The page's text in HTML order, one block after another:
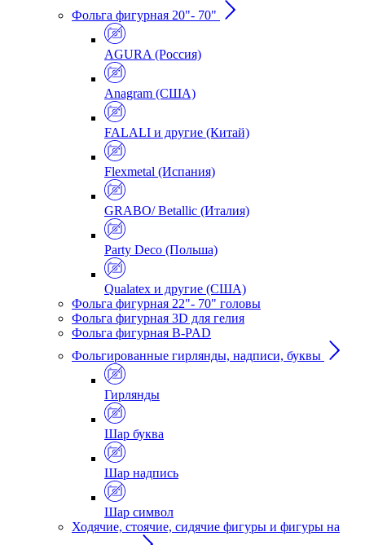
Фольга фигурная 20"- 70"
AGURA (Россия)
Anagram (США)
FALALI и другие (Китай)
Flexmetal (Испания)
GRABO/ Betallic (Италия)
Party Deco (Польша)
Qualatex и другие (США)
Фольга фигурная 22"- 70" головы
Фольга фигурная 3D для гелия
Фольга фигурная B-PAD
Фольгированные гирлянды, надписи, буквы
Гирлянды
Шар буква
Шар надпись
Шар символ
Ходячие, стоячие, сидячие фигуры и фигуры на